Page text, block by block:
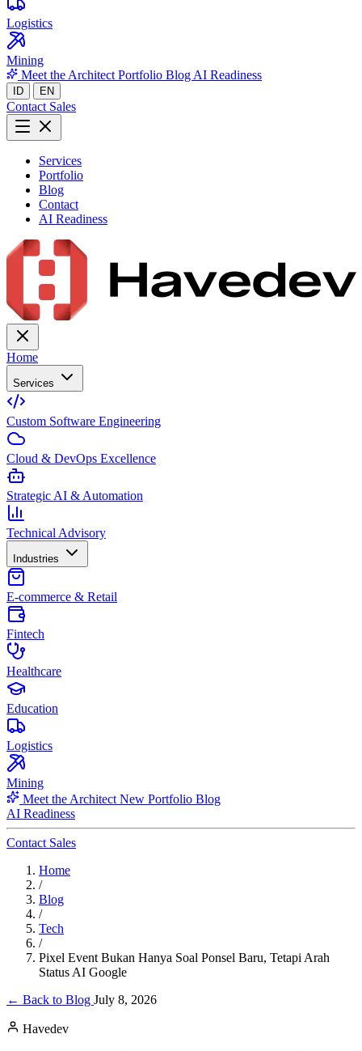
Logistics
Mining
Meet the Architect Portfolio Blog AI Readiness
ID EN
Contact Sales
Services
Portfolio
Blog
Contact
AI Readiness
Home
Services
Custom Software Engineering
Cloud & DevOps Excellence
Strategic AI & Automation
Technical Advisory
Industries
E-commerce & Retail
Fintech
Healthcare
Education
Logistics
Mining
Meet the Architect New Portfolio Blog
AI Readiness
Contact Sales
Home
/
Blog
/
Tech
/
Pixel Event Bukan Hanya Soal Ponsel Baru, Tetapi Arah
Status AI Google
← Back to Blog July 8, 2026
Havedev